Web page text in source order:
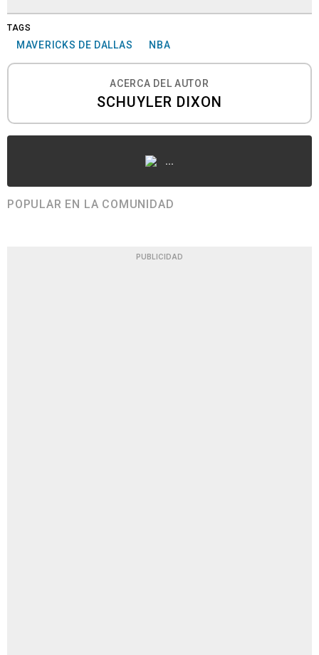
TAGS
MAVERICKS DE DALLAS NBA
ACERCA DEL AUTOR
SCHUYLER DIXON
...
POPULAR EN LA COMUNIDAD
PUBLICIDAD